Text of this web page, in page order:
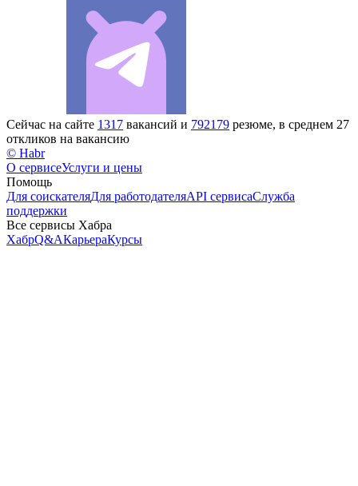
Сейчас на сайте 1317 вакансий и 792179 резюме, в среднем 27
откликов на вакансию
© Habr
О сервисеУслуги и цены
Помощь
Для соискателяДля работодателяAPI сервисаСлужба
поддержки
Все сервисы Хабра
ХабрQ&AКарьераКурсы